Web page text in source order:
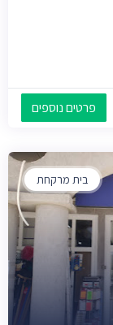
פרטים נוספים
בית מרקחת